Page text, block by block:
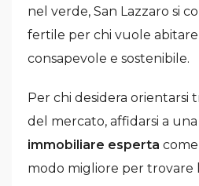
nel verde, San Lazzaro si
fertile per chi vuole
consapevole e sostenibile.
Per chi desidera orientarsi
del mercato, affidarsi a una
immobiliare esperta come
modo migliore per trovare